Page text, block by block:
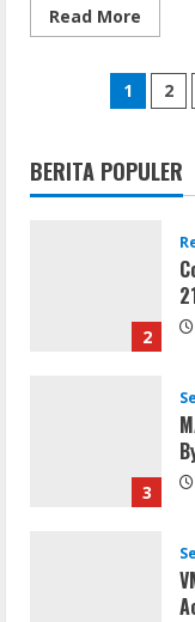
Read More
more
Viral,
Bahuga
Lapor
ke
Posts
1 2
BERITA POPULER
1
2
3